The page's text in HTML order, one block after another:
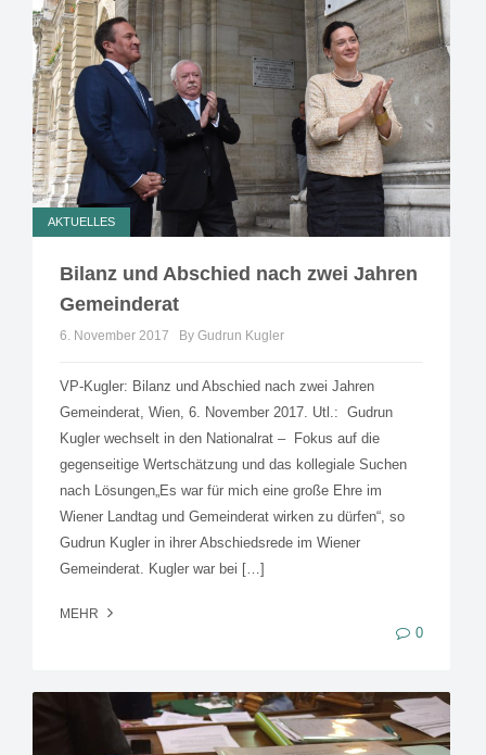
AKTUELLES
Bilanz und Abschied nach zwei Jahren
Gemeinderat
6. November 2017 By Gudrun Kugler
VP-Kugler: Bilanz und Abschied nach zwei Jahren
Gemeinderat, Wien, 6. November 2017. Utl.: Gudrun
Kugler wechselt in den Nationalrat – Fokus auf die
gegenseitige Wertschätzung und das kollegiale Suchen
nach Lösungen„Es war für mich eine große Ehre im
Wiener Landtag und Gemeinderat wirken zu dürfen“, so
Gudrun Kugler in ihrer Abschiedsrede im Wiener
Gemeinderat. Kugler war bei […]
MEHR
0